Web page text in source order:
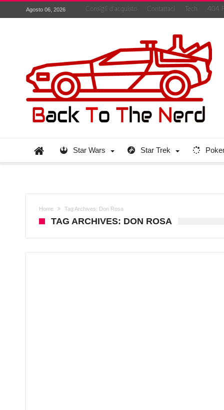
Agosto 06, 2026 Consigli d’acquisto Contattaci Tech 404
Star Wars Star Trek
Home Tag Archives: Don Rosa
TAG ARCHIVES: DON ROSA